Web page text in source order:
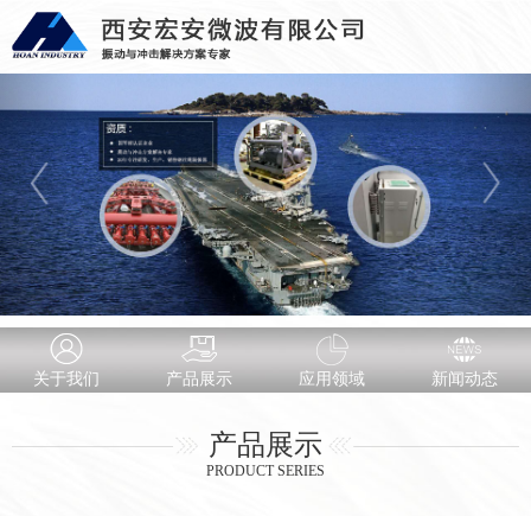
关于我们 产品展示 应用领域 新闻动态
产品展示
PRODUCT SERIES